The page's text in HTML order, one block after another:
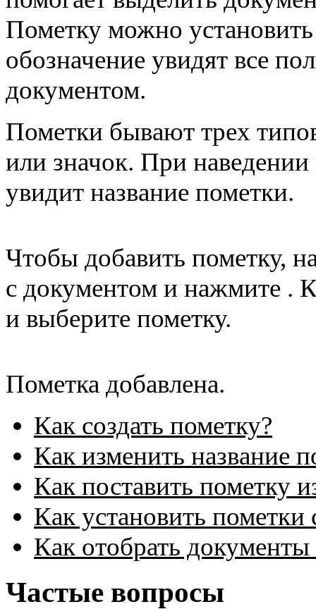
Пометку можно
обозначение увидят все
документом.
Пометки бывают трех
или значок. При наведении
увидит название пометки.
Чтобы добавить пометку,
с документом и нажмите .
и выберите пометку.
Пометка добавлена.
Как создать пометку?
Как изменить название
Как поставить пометку
Как установить пометки
Как отобрать
Частые вопросы